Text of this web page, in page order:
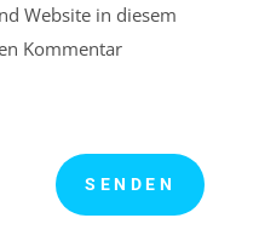
Website in diesem
Kommentar
SENDEN